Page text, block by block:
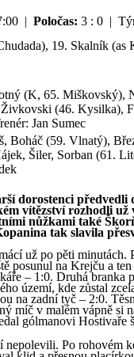
| Poločas: 3 : 0 |
19. Skalník (as
(K, 65. Miškovský),
(46. Kysilka),
Jan Sumec
Boháč (59. Vlnatý),
Šiler, Sorban (61.
dorostenci
vítězství rozhodli
nůžkami také
tak slavila
už po pěti
posunul na Krejču a
– 1:0. Druhá branka
území, kde zůstal
na zadní tyč – 2:0.
míč v malém vápně si
gólmanovi Hostivaře
nepolevili. Po rohovém